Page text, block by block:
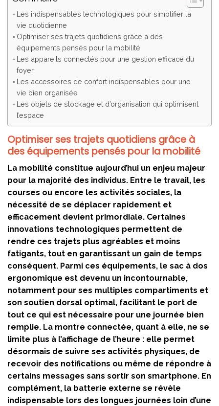
Les indispensables technologiques pour simplifier la
vie quotidienne
Optimiser ses trajets quotidiens grâce à des
équipements pensés pour la mobilité
Les appareils connectés pour une gestion efficace du
foyer
Les accessoires de confort indispensables pour une
vie bien organisée
Les objets de stockage et d’organisation qui optimisent
l’espace
Optimiser ses trajets quotidiens grâce à
des équipements pensés pour la mobilité
La mobilité constitue aujourd’hui un enjeu majeur
pour la majorité des individus. Entre le travail, les
courses ou encore les activités sociales, la
nécessité de se déplacer rapidement et
efficacement devient primordiale. Certaines
innovations technologiques permettent de
rendre ces trajets plus agréables et moins
fatigants, tout en garantissant un gain de temps
conséquent. Parmi ces équipements, le sac à dos
ergonomique est devenu un incontournable,
notamment pour ses multiples compartiments et
son soutien dorsal optimal, facilitant le port de
tout ce qui est nécessaire pour une journée bien
remplie. La montre connectée, quant à elle, ne se
limite plus à l’affichage de l’heure : elle permet
désormais de suivre ses activités physiques, de
recevoir des notifications ou même de répondre à
certains messages sans sortir son smartphone. En
complément, la batterie externe se révèle
indispensable lors des longues journées loin d’une